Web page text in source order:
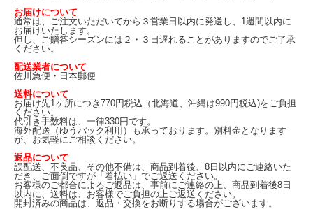
お届けについて
通常は、ご注文いただいてから３営業日以内に発送し、1週間以内に
お届けいたします。
但し、ご贈答シーズンには２・３日遅れることがありますのでご了承
ください。
配送業者について
佐川急便・日本郵便
送料について
お届け先1ヶ所につき770円税込（北海道、沖縄は990円税込)をご負担
ください。
代引き手数料は、一律330円です。
海外配送（ゆうパック利用）も承っております。別料金となります
が、お気軽にご相談ください。
返品について
誤配送、不良品、その他不備は、商品到着後、8日以内にご連絡いた
だき、ご面倒ですが「着払い」でご返送ください。
お客様のご都合によるご返品は、事前にご連絡の上、商品到着後8日
以内に、送料は、お客様でご負担の上ご返送ください。
開封済みの商品は、返品・交換をお断りする場合がございます。